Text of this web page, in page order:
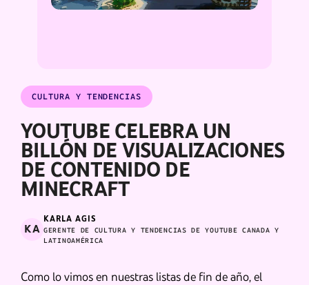
CULTURA Y TENDENCIAS
YOUTUBE CELEBRA UN
BILLÓN DE VISUALIZACIONES
DE CONTENIDO DE
MINECRAFT
KA
KARLA AGIS
GERENTE DE CULTURA Y TENDENCIAS DE YOUTUBE CANADA Y
LATINOAMÉRICA
Como lo vimos en nuestras listas de fin de año, el